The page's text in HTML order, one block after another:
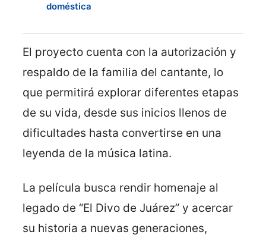
doméstica
El proyecto cuenta con la autorización y
respaldo de la familia del cantante, lo
que permitirá explorar diferentes etapas
de su vida, desde sus inicios llenos de
dificultades hasta convertirse en una
leyenda de la música latina.
La película busca rendir homenaje al
legado de “El Divo de Juárez” y acercar
su historia a nuevas generaciones,